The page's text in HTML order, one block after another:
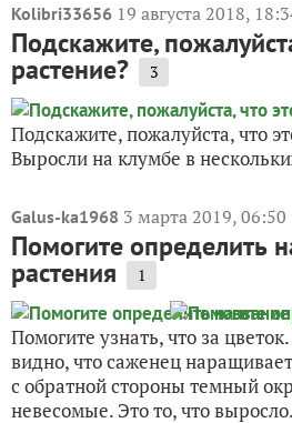
Kolibri33656 19 августа 2018,
Подскажите,
растение? 3
Подскажите, пожалуйста, что
Выросли на клумбе в
Galus-ka1968 3 марта 2019, 06:50
Помогите определить
растения 1
Помогите узнать, что за
видно, что саженец
с обратной стороны темный
невесомые. Это то, что